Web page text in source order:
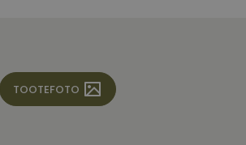
TOOTEFOTO